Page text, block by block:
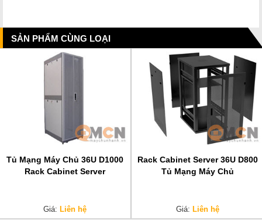
SẢN PHẨM CÙNG LOẠI
Tủ Mạng Máy Chủ 36U D1000
Rack Cabinet Server
Giá: Liên hệ
Rack Cabinet Server 36U D800
Tủ Mạng Máy Chủ
Giá: Liên hệ